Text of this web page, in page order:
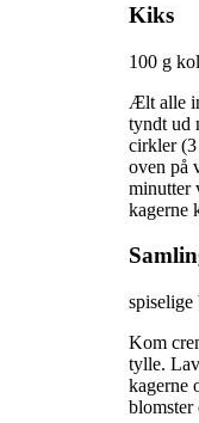
Kiks
100 g
Ælt alle
tyndt ud
cirkler (3
oven på
minutter
kagerne
spiselige
Kom
tylle.
kagerne
blomster